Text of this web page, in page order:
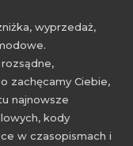
wyprzedaż,
zachęcamy Ciebie,
najnowsze
kody
w czasopismach i